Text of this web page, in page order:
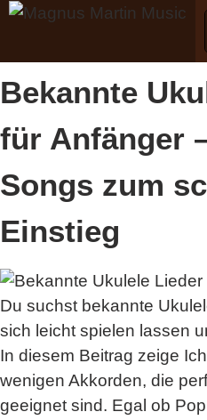
Bekannte
für Anfänger
Songs zum
Einstieg
Du suchst bekannte
sich leicht spielen lassen
In diesem Beitrag zeige
wenigen Akkorden, die
geeignet sind. Egal ob